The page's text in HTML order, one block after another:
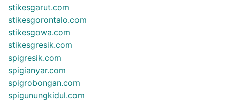
stikesgarut.com
stikesgorontalo.com
stikesgowa.com
stikesgresik.com
spigresik.com
spigianyar.com
spigrobongan.com
spigunungkidul.com